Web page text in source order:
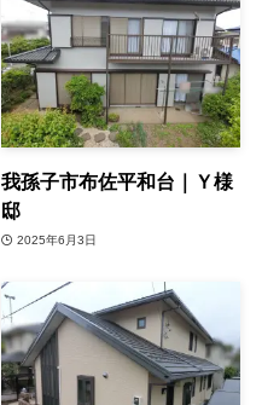
我孫子市布佐平和台｜Ｙ様
邸
2025年6月3日